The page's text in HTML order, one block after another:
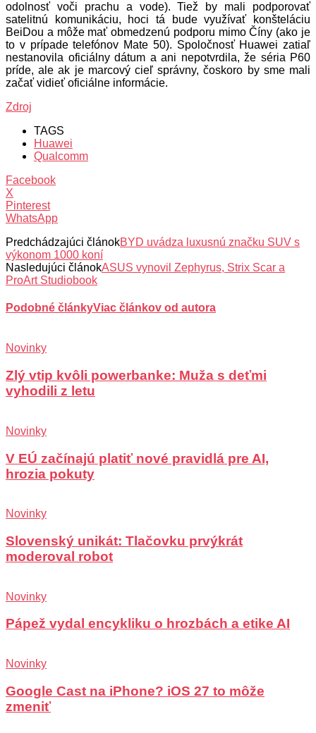
odolnosť voči prachu a vode). Tiež by mali podporovať
satelitnú komunikáciu, hoci tá bude využívať konšteláciu
BeiDou a môže mať obmedzenú podporu mimo Číny (ako je
to v prípade telefónov Mate 50). Spoločnosť Huawei zatiaľ
nestanovila oficiálny dátum a ani nepotvrdila, že séria P60
príde, ale ak je marcový cieľ správny, čoskoro by sme mali
začať vidieť oficiálne informácie.
Zdroj
TAGS
Huawei
Qualcomm
Facebook
X
Pinterest
WhatsApp
Predchádzajúci článokBYD uvádza luxusnú značku SUV s
výkonom 1000 koní
Nasledujúci článokASUS vynovil Zephyrus, Strix Scar a
ProArt Studiobook
Podobné článkyViac článkov od autora
Novinky
Zlý vtip kvôli powerbanke: Muža s deťmi
vyhodili z letu
Novinky
V EÚ začínajú platiť nové pravidlá pre AI,
hrozia pokuty
Novinky
Slovenský unikát: Tlačovku prvýkrát
moderoval robot
Novinky
Pápež vydal encykliku o hrozbách a etike AI
Novinky
Google Cast na iPhone? iOS 27 to môže
zmeniť